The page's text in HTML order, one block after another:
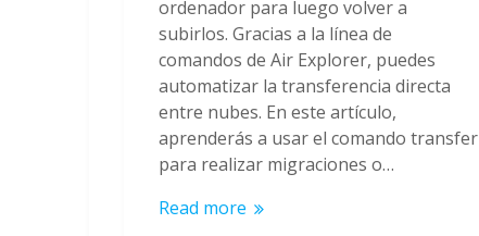
ordenador para luego volver a
subirlos. Gracias a la línea de
comandos de Air Explorer, puedes
automatizar la transferencia directa
entre nubes. En este artículo,
aprenderás a usar el comando transfer
para realizar migraciones o…
Read more